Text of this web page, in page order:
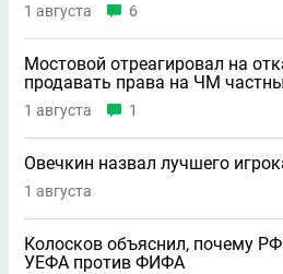
1 августа 6
Мостовой отреагировал на
продавать права на ЧМ
1 августа 1
Овечкин назвал лучшего
1 августа
Колосков объяснил, почему
УЕФА против ФИФА